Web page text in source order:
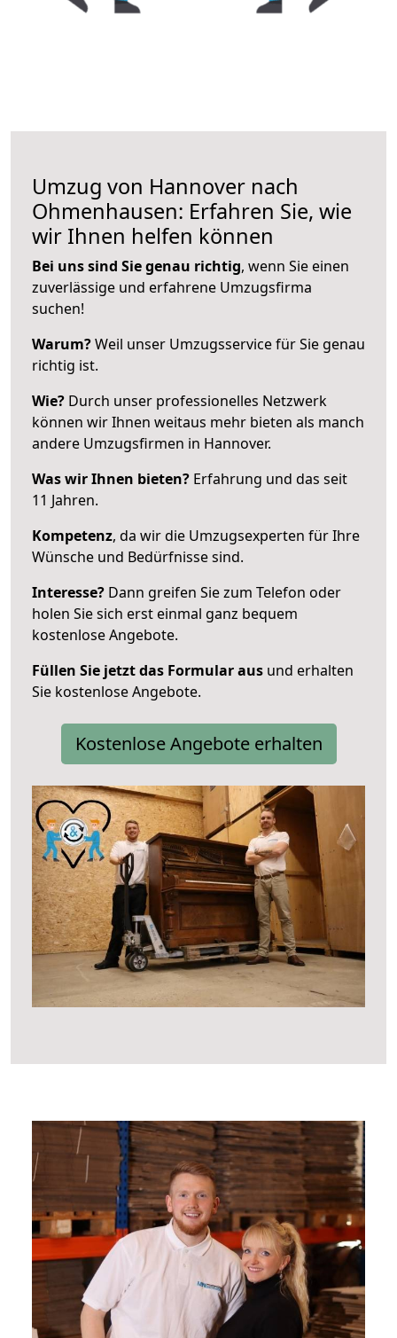
Umzug von Hannover nach
Ohmenhausen: Erfahren Sie, wie
wir Ihnen helfen können
Bei uns sind Sie genau richtig, wenn Sie einen
zuverlässige und erfahrene Umzugsfirma
suchen!
Warum?Weil unser Umzugsservice für Sie genau
richtig ist.
Wie? Durch unser professionelles Netzwerk
können wir Ihnen weitaus mehr bieten als manch
andere Umzugsfirmen in Hannover.
Was wir Ihnen bieten? Erfahrung und das seit
11 Jahren.
Kompetenz, da wir die Umzugsexperten für Ihre
Wünsche und Bedürfnisse sind.
Interesse? Dann greifen Sie zum Telefon oder
holen Sie sich erst einmal ganz bequem
kostenlose Angebote.
Füllen Sie jetzt das Formular aus und erhalten
Sie kostenlose Angebote.
Kostenlose Angebote erhalten